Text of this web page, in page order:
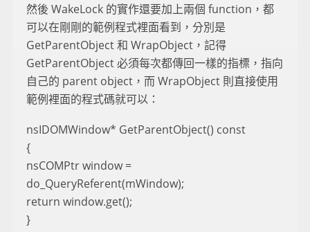
然後 WakeLock 的實作還要加上兩個 function，都
可以在剛剛的範例程式裡面看到，分別是
GetParentObject 和 WrapObject，記得
GetParentObject 必須每次都傳回一樣的指標，指向
自己的 parent object，而 WrapObject 則直接使用
範例裡面的程式碼就可以：
nsIDOMWindow* GetParentObject() const
{
nsCOMPtr window =
do_QueryReferent(mWindow);
return window.get();
}